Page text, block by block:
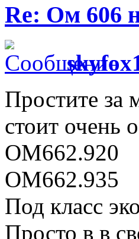
Re: Ом 606
Простите за
стоит очень
ОМ662.920
ОМ662.935
Под класс
Просто в в